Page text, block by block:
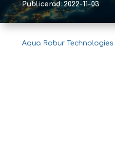
Publicerad: 2022-11-03
Aqua Robur Technologies